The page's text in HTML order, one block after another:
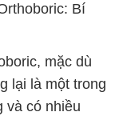
Bí
mặc dù
lại là một trong
và có nhiều